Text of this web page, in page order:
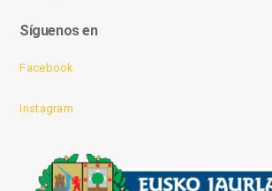
Síguenos en
Facebook
Instagram